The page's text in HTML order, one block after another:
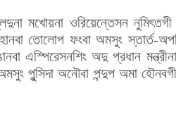
মখোয়না ওরিয়েন্তেসন নুমিৎতগী
তোলোপ ফংবা অমসুং স্তার্ত-
এস্পিরেসনশিং অদু প্রধান
পুন্সিদা অনৌবা পন্দুপ অমা